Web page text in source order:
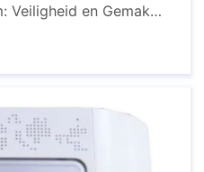
Veiligheid en Gemak
investering voor
of bedrijf. Met de
een hoog
gemak, zonder de
bedrading.